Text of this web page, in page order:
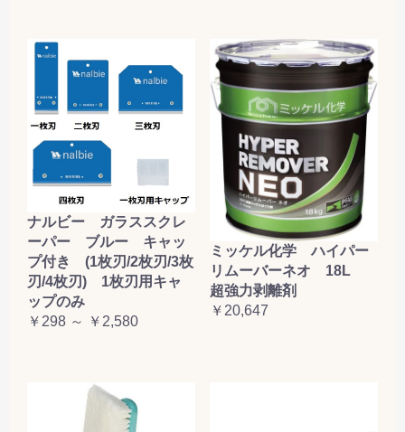
ナルビー ガラススクレ
ーパー ブルー キャッ
プ付き (1枚刃/2枚刃/3枚
刃/4枚刃) 1枚刃用キャ
ップのみ
￥298 ～ ￥2,580
ミッケル化学 ハイパー
リムーバーネオ 18L
超強力剥離剤
￥20,647